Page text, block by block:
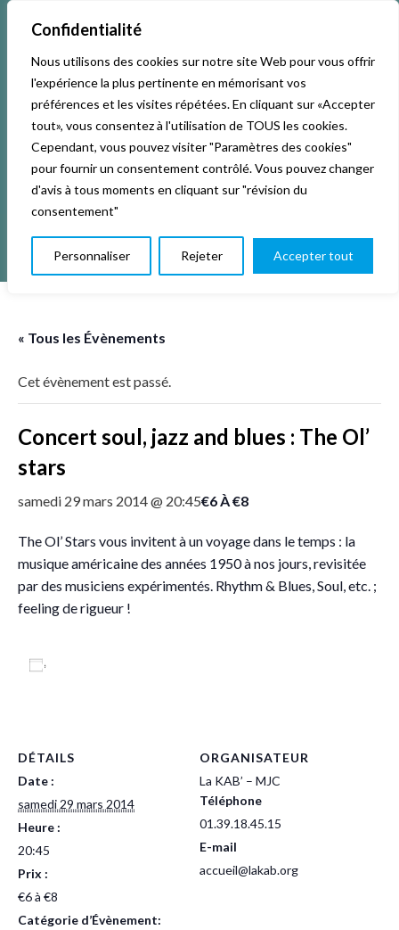
Confidentialité
Nous utilisons des cookies sur notre site Web pour vous offrir
l'expérience la plus pertinente en mémorisant vos
préférences et les visites répétées. En cliquant sur «Accepter
tout», vous consentez à l'utilisation de TOUS les cookies.
Cependant, vous pouvez visiter "Paramètres des cookies"
pour fournir un consentement contrôlé. Vous pouvez changer
d'avis à tous moments en cliquant sur "révision du
consentement"
Personnaliser Rejeter Accepter tout
Événements Studios L’association
La vie de La KAB’ Club
« Tous les Évènements
Cet évènement est passé.
Concert soul, jazz and blues : The Ol’
stars
samedi 29 mars 2014 @ 20:45€6 À €8
The Ol’ Stars vous invitent à un voyage dans le temps : la
musique américaine des années 1950 à nos jours, revisitée
par des musiciens expérimentés. Rhythm & Blues, Soul, etc. ;
feeling de rigueur !
DÉTAILS
Date :
samedi 29 mars 2014
Heure :
20:45
Prix :
€6 à €8
Catégorie d’Évènement:
ORGANISATEUR
La KAB’ – MJC
Téléphone
01.39.18.45.15
E-mail
accueil@lakab.org